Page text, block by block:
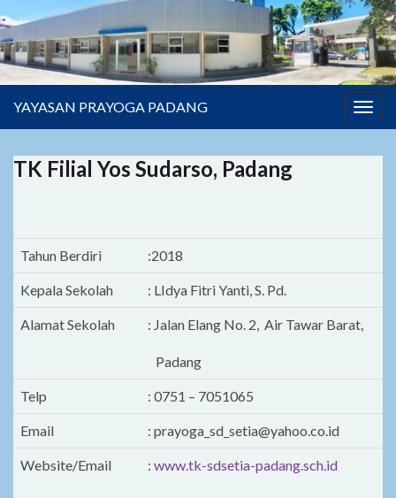
YAYASAN PRAYOGA PADANG
TK Filial Yos Sudarso, Padang
Tahun Berdiri :2018
Kepala Sekolah : LIdya Fitri Yanti, S. Pd.
Alamat Sekolah : Jalan Elang No. 2, Air Tawar Barat,
Padang
Telp : 0751 – 7051065
Email : prayoga_sd_setia@yahoo.co.id
Website/Email : www.tk-sdsetia-padang.sch.id